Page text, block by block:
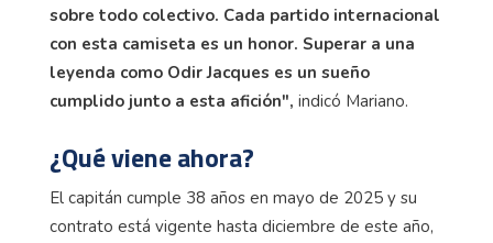
sobre todo colectivo. Cada partido internacional
con esta camiseta es un honor. Superar a una
leyenda como Odir Jacques es un sueño
cumplido junto a esta afición", indicó Mariano.
¿Qué viene ahora?
El capitán cumple 38 años en mayo de 2025 y su
contrato está vigente hasta diciembre de este año,